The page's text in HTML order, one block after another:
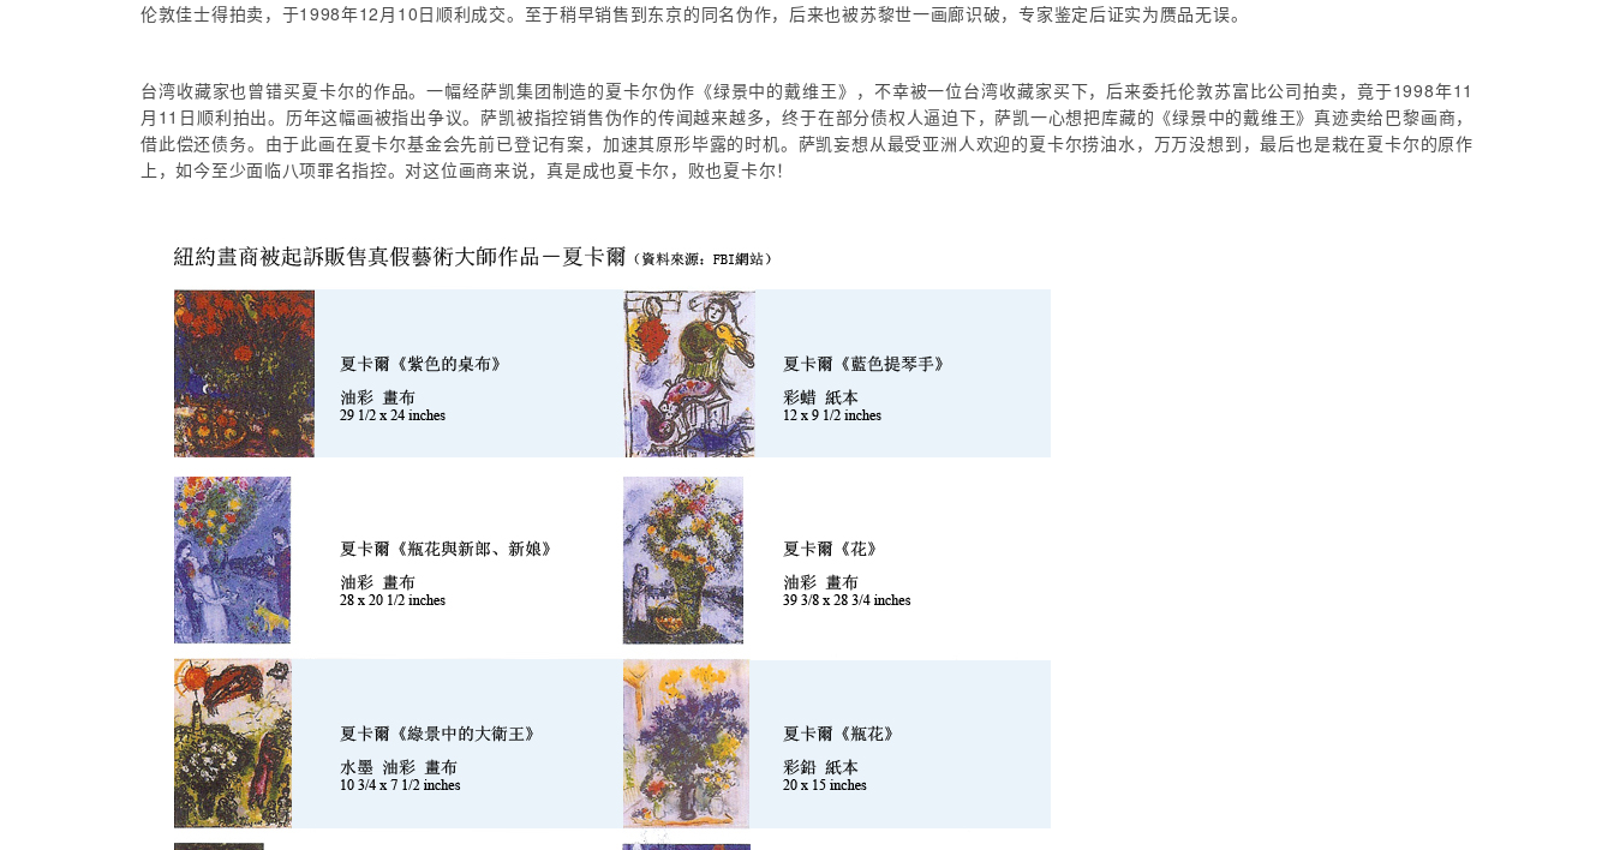
伦敦佳士得拍卖，于1998年12月10日顺利成交。至于稍早销售到东京的同名伪作，后来也被苏黎世一画廊识破，专家鉴定后证实为赝品无误。
台湾收藏家也曾错买夏卡尔的作品。一幅经萨凯集团制造的夏卡尔伪作《绿景中的戴维王》，不幸被一位台湾收藏家买下，后来委托伦敦苏富比公司拍卖，竟于1998年11
月11日顺利拍出。历年这幅画被指出争议。萨凯被指控销售伪作的传闻越来越多，终于在部分债权人逼迫下，萨凯一心想把库藏的《绿景中的戴维王》真迹卖给巴黎画商，
借此偿还债务。由于此画在夏卡尔基金会先前已登记有案，加速其原形毕露的时机。萨凯妄想从最受亚洲人欢迎的夏卡尔捞油水，万万没想到，最后也是栽在夏卡尔的原作
上，如今至少面临八项罪名指控。对这位画商来说，真是成也夏卡尔，败也夏卡尔！